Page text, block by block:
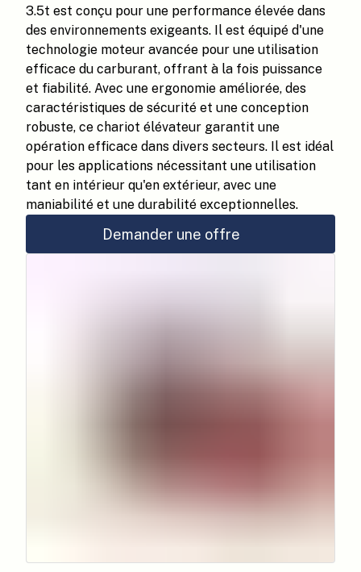
3.5t est conçu pour une performance élevée dans
des environnements exigeants. Il est équipé d'une
technologie moteur avancée pour une utilisation
efficace du carburant, offrant à la fois puissance
et fiabilité. Avec une ergonomie améliorée, des
caractéristiques de sécurité et une conception
robuste, ce chariot élévateur garantit une
opération efficace dans divers secteurs. Il est idéal
pour les applications nécessitant une utilisation
tant en intérieur qu'en extérieur, avec une
maniabilité et une durabilité exceptionnelles.
Demander une offre